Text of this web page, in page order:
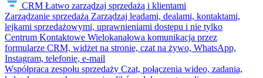
CRM Łatwo zarządzaj sprzedażą i klientami
Zarządzanie sprzedażą Zarządzaj leadami, dealami, kontaktami,
lejkami sprzedażowymi, uprawnieniami dostępu i nie tylko
Centrum Kontaktowe Wielokanałowa komunikacja przez
formularze CRM, widżet na stronie, czat na żywo, WhatsApp,
Instagram, telefonię, e-mail
Współpraca zespołu sprzedaży Czat, połączenia wideo, zadania,